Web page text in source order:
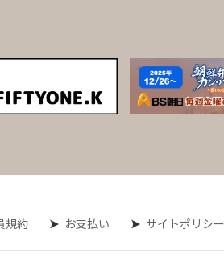
規約 お支払い サイトポリシー